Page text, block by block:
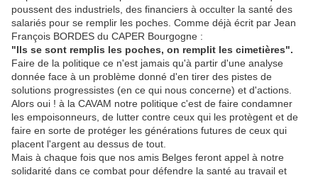
poussent des industriels, des financiers à occulter la santé des
salariés pour se remplir les poches. Comme déjà écrit par Jean
François BORDES du CAPER Bourgogne :
"Ils se sont remplis les poches, on remplit les cimetières".
Faire de la politique ce n'est jamais qu'à partir d'une analyse
donnée face à un problème donné d'en tirer des pistes de
solutions progressistes (en ce qui nous concerne) et d'actions.
Alors oui ! à la CAVAM notre politique c'est de faire condamner
les empoisonneurs, de lutter contre ceux qui les protègent et de
faire en sorte de protéger les générations futures de ceux qui
placent l'argent au dessus de tout.
Mais à chaque fois que nos amis Belges feront appel à notre
solidarité dans ce combat pour défendre la santé au travail et